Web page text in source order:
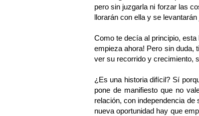
pero sin juzgarla ni forzar las
llorarán con ella y se levantarán
Como te decía al principio,
empieza ahora! Pero sin duda,
ver su recorrido y crecimiento,
¿Es una historia difícil? Sí
pone de manifiesto que no
relación, con independencia
nueva oportunidad hay que